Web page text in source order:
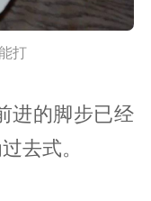
打
进的脚步已经
去式。